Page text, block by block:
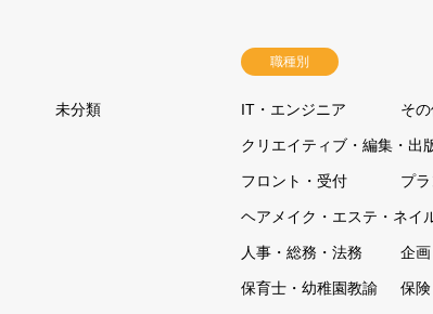
未分類
職種別
IT・エンジニア そ
クリエイティブ・編集・出
フロント・受付 プ
ヘアメイク・エステ・ネイ
人事・総務・法務 企
保育士・幼稚園教諭 保